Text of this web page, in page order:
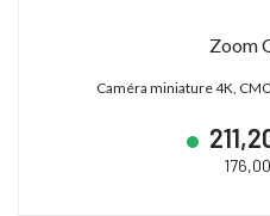
Zoom
Caméra miniature 4K,